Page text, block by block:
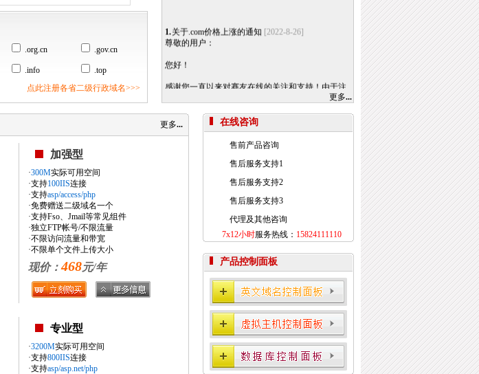
.org.cn .gov.cn
.info
.top
点此注册各省二级行政域名>>>
1. 关于.com价格上涨的通知 [2022-8-26]
尊敬的用户：
您好！
感谢您一直以来对赛友在线的关注和支持！由于注
册局成本上涨，我司将于2022年9月1日开始对.com
后缀域名注册和续费价格进行调整。
.com注册首年以及续费上涨幅度5元/每年，详情参
考赛友在线域名价格总览。
如果您需要使用，管理以上业务，敬请您提早办
赛友在
2022年08
关于《全面实行域名实名制》的紧急通
关于.com价格调整的通知 [2021-8-27]
香港独享服务器69硬件升级通知！ [2020-3-24]
香港服务器机房线路升级维护通知 [2019-11-27]
更多...
更多...
加强型
·300M实际可用空间
·支持100IIS连接
·支持asp/access/php
·免费赠送二级域名一个
·支持Fso、Jmail等常见组件
·独立FTP帐号/不限流量
·不限访问流量和带宽
·不限单个文件上传大小
现价：468元/年
专业型
·3200M实际可用空间
·支持800IIS连接
·支持asp/asp.net/php
在线咨询
售前产品咨询
售后服务支持1
售后服务支持2
售后服务支持3
代理及其他咨询
7x12小时服务热线： 15824111110
产品控制面板